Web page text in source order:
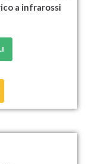
a infrarossi